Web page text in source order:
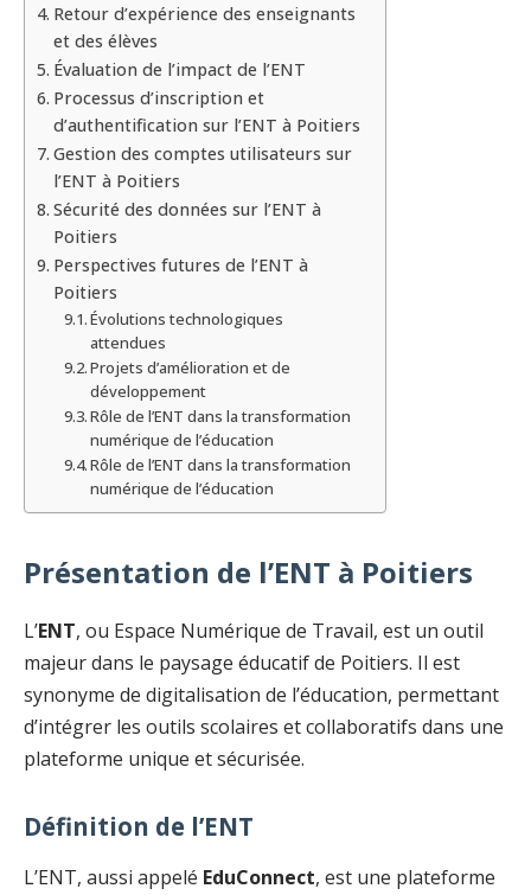
Retour d’expérience des enseignants
et des élèves
Évaluation de l’impact de l’ENT
Processus d’inscription et
d’authentification sur l’ENT à Poitiers
Gestion des comptes utilisateurs sur
l’ENT à Poitiers
Sécurité des données sur l’ENT à
Poitiers
Perspectives futures de l’ENT à
Poitiers
Évolutions technologiques
attendues
Projets d’amélioration et de
développement
Rôle de l’ENT dans la transformation
numérique de l’éducation
Rôle de l’ENT dans la transformation
numérique de l’éducation
Présentation de l’ENT à Poitiers
L’ENT, ou Espace Numérique de Travail, est un outil
majeur dans le paysage éducatif de Poitiers. Il est
synonyme de digitalisation de l’éducation, permettant
d’intégrer les outils scolaires et collaboratifs dans une
plateforme unique et sécurisée.
Définition de l’ENT
L’ENT, aussi appelé EduConnect, est une plateforme